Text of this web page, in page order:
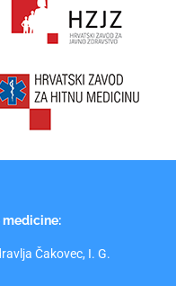
medicine:
Čakovec, I. G.